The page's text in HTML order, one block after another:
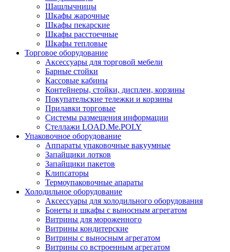
Шашлычницы
Шкафы жарочные
Шкафы пекарские
Шкафы расстоечные
Шкафы тепловые
Торговое оборудование
Аксессуары для торговой мебели
Барные стойки
Кассовые кабины
Контейнеры, стойки, дисплеи, корзины
Покупательские тележки и корзины
Прилавки торговые
Системы размещения информации
Стеллажи LOAD.Me.POLY
Упаковочное оборудование
Аппараты упаковочные вакуумные
Запайщики лотков
Запайщики пакетов
Клипсаторы
Термоупаковочные апараты
Холодильное оборудование
Аксессуары для холодильного оборудования
Бонеты и шкафы с выносным агрегатом
Витрины для мороженного
Витрины кондитерские
Витрины с выносным агрегатом
Витрины со встроенным агрегатом